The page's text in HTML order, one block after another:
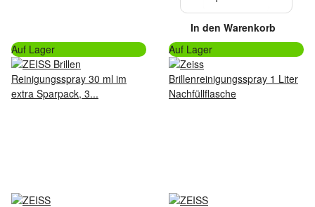
In den Warenkorb
Auf Lager
Auf Lager